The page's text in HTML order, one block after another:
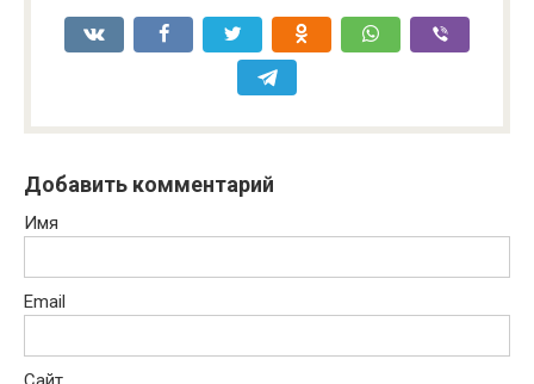
Добавить комментарий
Имя
Email